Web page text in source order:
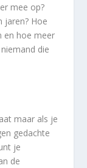
mee op?
jaren? Hoe
en hoe meer
die
maar als je
gedachte
je
de